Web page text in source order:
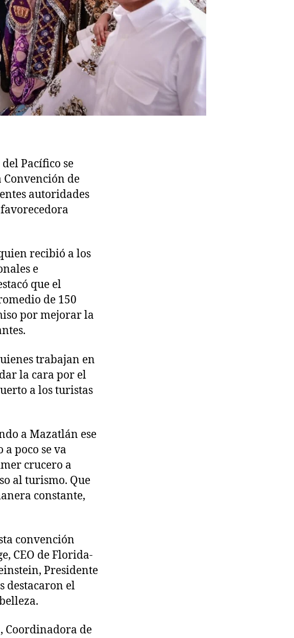
Pacífico se
de
autoridades
recibió a los
e
que el
de 150
por mejorar la
trabajan en
la cara por el
a los turistas
a Mazatlán ese
poco se va
crucero a
al turismo. Que
constante,
convención
CEO de Florida-
Presidente
destacaron el
Coordinadora de